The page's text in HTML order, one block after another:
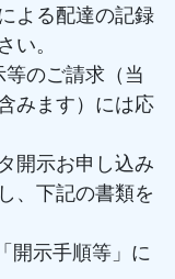
よる配達の記録
い。
のご請求（当
みます）には応
開示お申し込み
、下記の書類を
開示手順等」に